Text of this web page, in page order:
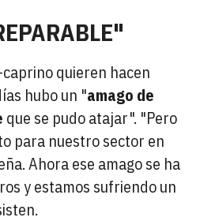
quieren hacen
hubo un "amago de
que se pudo atajar". "Pero
para nuestro sector en
Ahora ese amago se ha
y estamos sufriendo un